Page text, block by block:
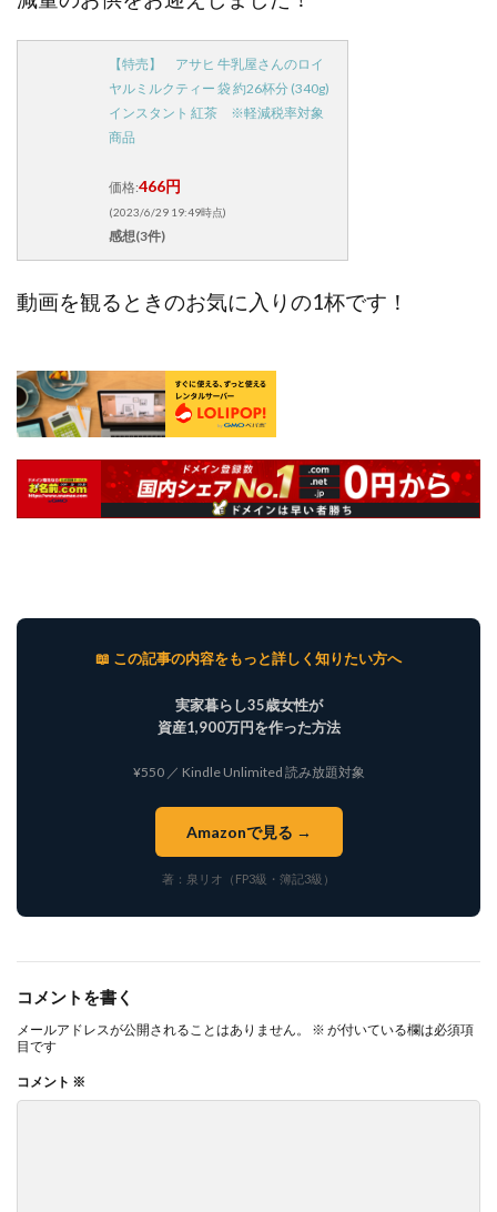
【特売】 アサヒ 牛乳屋さんのロイ
ヤルミルクティー 袋 約26杯分 (340g)
インスタント 紅茶 ※軽減税率対象
商品
価格:466円
(2023/6/29 19:49時点)
感想(3件)
動画を観るときのお気に入りの1杯です！
📖 この記事の内容をもっと詳しく知りたい方へ
実家暮らし35歳女性が
資産1,900万円を作った方法
¥550 ／ Kindle Unlimited 読み放題対象
Amazonで見る →
著：泉リオ（FP3級・簿記3級）
コメントを書く
メールアドレスが公開されることはありません。 ※ が付いている欄は必須項
目です
コメント ※